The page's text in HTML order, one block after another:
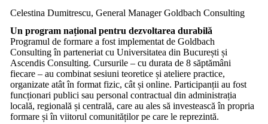
Celestina Dumitrescu, General Manager Goldbach Consulting
Un program național pentru dezvoltarea durabilă
Programul de formare a fost implementat de Goldbach
Consulting în parteneriat cu Universitatea din București și
Ascendis Consulting. Cursurile – cu durata de 8 săptămâni
fiecare – au combinat sesiuni teoretice și ateliere practice,
organizate atât în format fizic, cât și online. Participanții au fost
funcționari publici sau personal contractual din administrația
locală, regională și centrală, care au ales să investească în propria
formare și în viitorul comunităților pe care le reprezintă.